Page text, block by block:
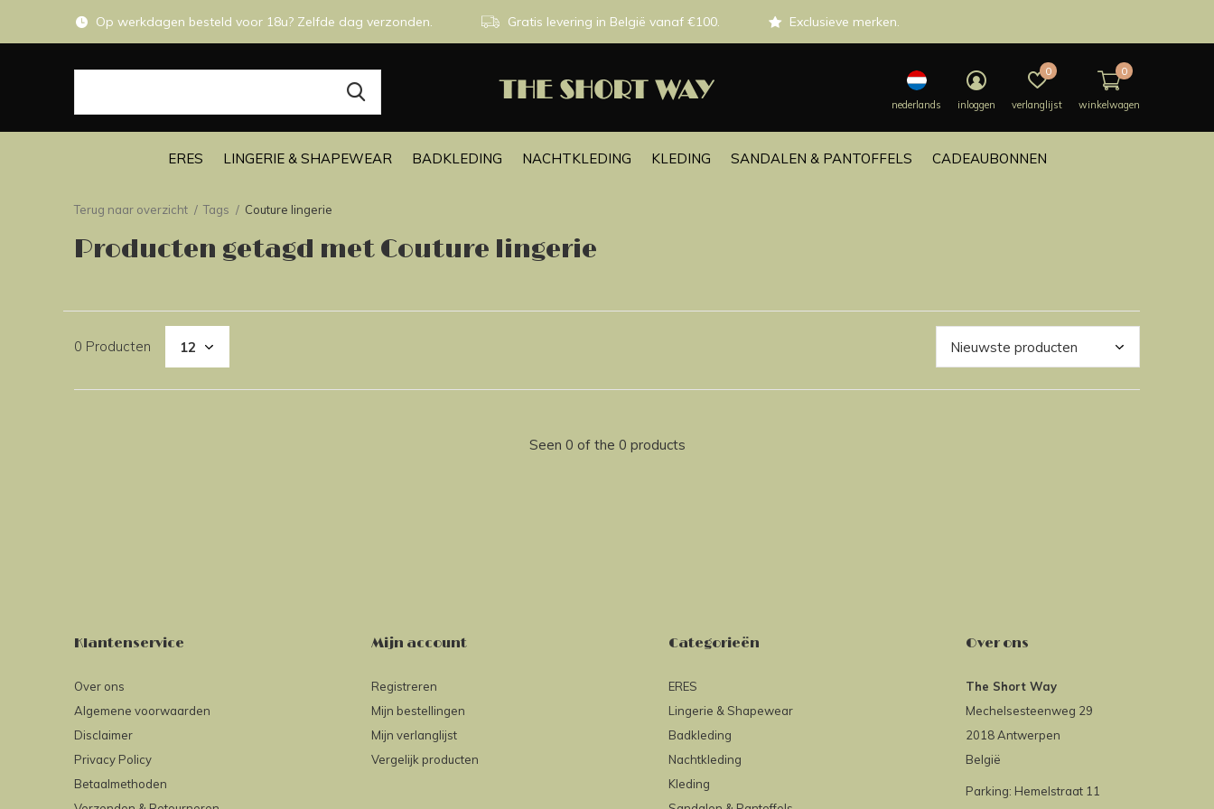
ERES LINGERIE & SHAPEWEAR BADKLEDING NACHTKLEDING KLEDING SANDALEN & PANTOFFELS CADEAUBONNEN
nederlands inloggen verlanglijst
0
winkelwagen
0
Op werkdagen besteld voor 18u? Zelfde dag verzonden. Gratis levering in België vanaf €100. Exclusieve merken.
Terug naar overzicht Tags Couture lingerie
Producten getagd met Couture lingerie
0 Producten
Seen 0 of the 0 products
Klantenservice
Over ons
Algemene voorwaarden
Disclaimer
Privacy Policy
Betaalmethoden
Mijn account
Registreren
Mijn bestellingen
Mijn verlanglijst
Vergelijk producten
Categorieën
ERES
Lingerie & Shapewear
Badkleding
Nachtkleding
Kleding
Over ons
The Short Way
Mechelsesteenweg 29
2018 Antwerpen
België
Parking: Hemelstraat 11